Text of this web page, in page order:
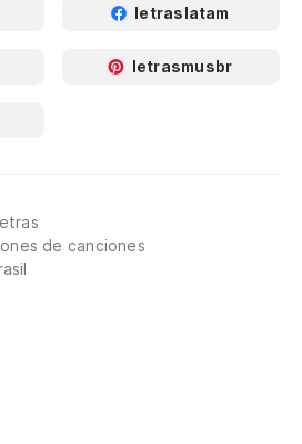
letraslatam
letrasmusbr
de canciones